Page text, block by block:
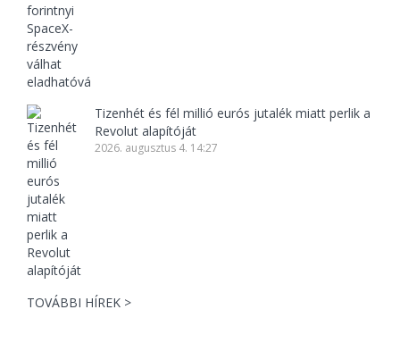
Tizenhét és fél millió eurós jutalék miatt perlik a
Revolut alapítóját
2026. augusztus 4. 14:27
TOVÁBBI HÍREK >